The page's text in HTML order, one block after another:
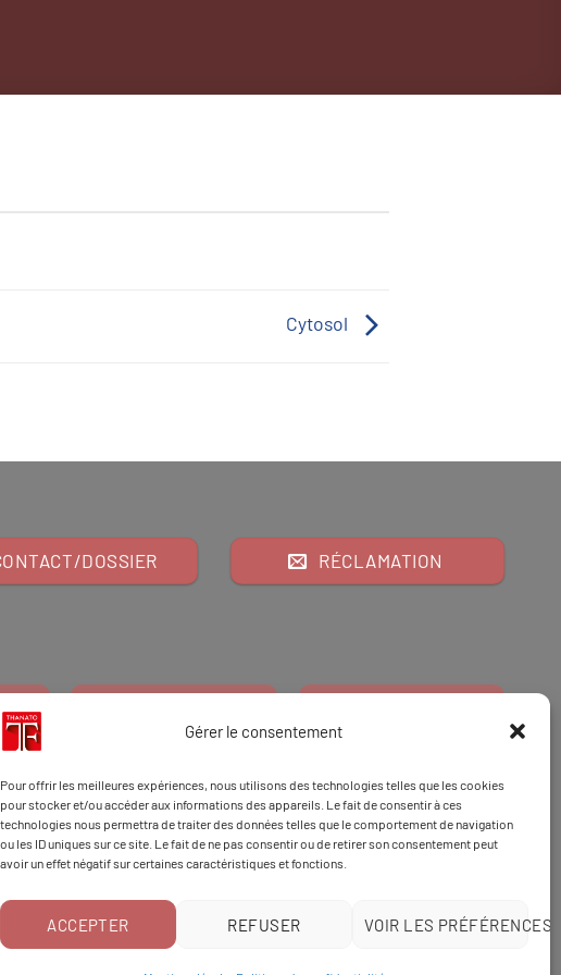
Gérer le consentement
Pour offrir les meilleures expériences, nous utilisons des technologies telles que les cookies
pour stocker et/ou accéder aux informations des appareils. Le fait de consentir à ces
technologies nous permettra de traiter des données telles que le comportement de navigation
ou les ID uniques sur ce site. Le fait de ne pas consentir ou de retirer son consentement peut
avoir un effet négatif sur certaines caractéristiques et fonctions.
ACCEPTER REFUSER VOIR LES PRÉFÉRENCES
Cytosol
DOSSIER RÉCLAMATION
Financeur
Tapez 3
EtTapez 98pour
une formation